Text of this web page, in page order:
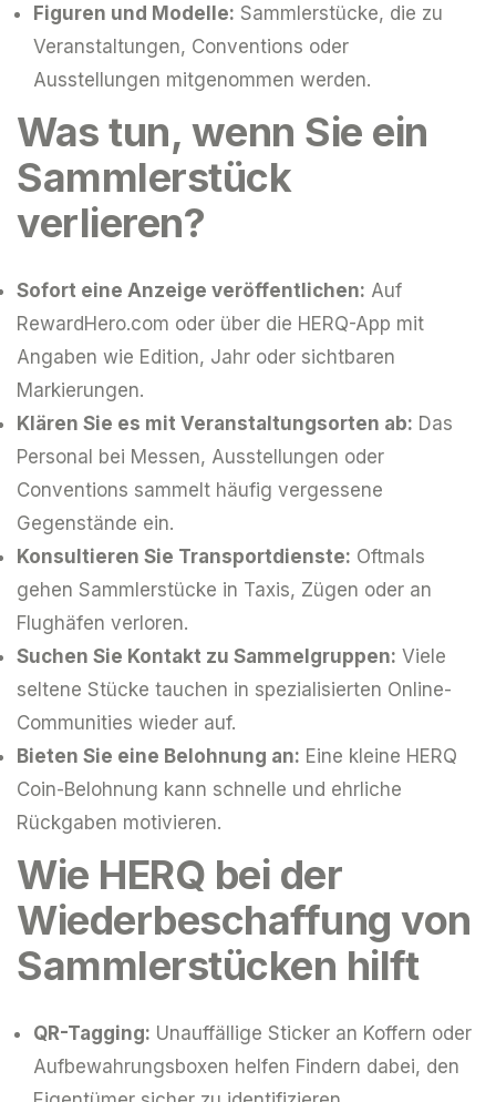
Figuren und Modelle: Sammlerstücke, die zu
Veranstaltungen, Conventions oder
Ausstellungen mitgenommen werden.
Was tun, wenn Sie ein
Sammlerstück
verlieren?
Sofort eine Anzeige veröffentlichen: Auf
RewardHero.com oder über die HERQ-App mit
Angaben wie Edition, Jahr oder sichtbaren
Markierungen.
Klären Sie es mit Veranstaltungsorten ab: Das
Personal bei Messen, Ausstellungen oder
Conventions sammelt häufig vergessene
Gegenstände ein.
Konsultieren Sie Transportdienste: Oftmals
gehen Sammlerstücke in Taxis, Zügen oder an
Flughäfen verloren.
Suchen Sie Kontakt zu Sammelgruppen: Viele
seltene Stücke tauchen in spezialisierten Online-
Communities wieder auf.
Bieten Sie eine Belohnung an: Eine kleine HERQ
Coin-Belohnung kann schnelle und ehrliche
Rückgaben motivieren.
Wie HERQ bei der
Wiederbeschaffung von
Sammlerstücken hilft
QR-Tagging: Unauffällige Sticker an Koffern oder
Aufbewahrungsboxen helfen Findern dabei, den